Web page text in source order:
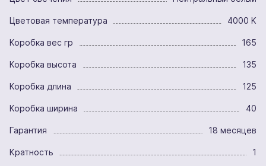
Цветовая температура 4000 K
Коробка вес гр 165
Коробка высота 135
Коробка длина 125
Коробка ширина 40
Гарантия 18 месяцев
Кратность 1